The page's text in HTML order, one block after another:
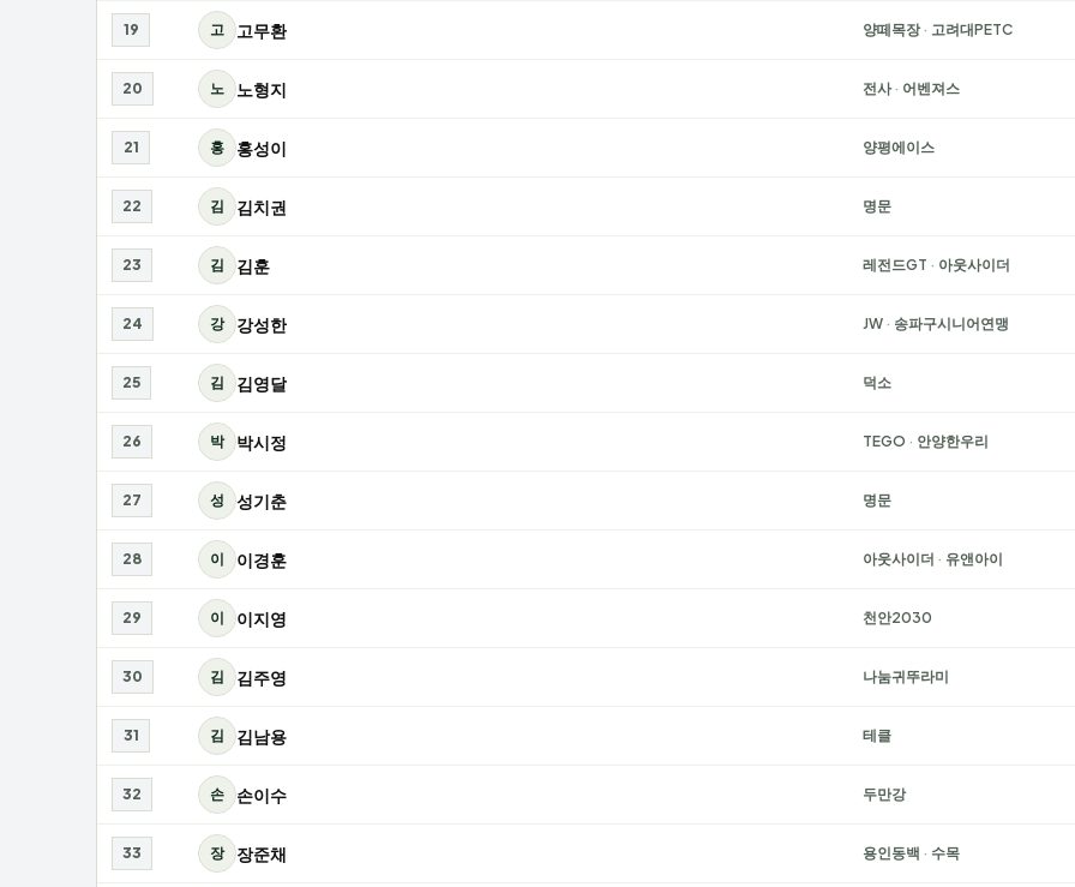
19 고 고무환 양떼목장· 고려대PETC
20 노 노형지 전사· 어벤져스
21 홍 홍성이 양평에이스
22 김 김치권 명문
23 김 김훈 레전드GT · 아웃사이더
24 강 강성한 JW · 송파구시니어연맹
25 김 김영달 덕소
26 박 박시정 TEGO · 안양한우리
27 성 성기춘 명문
28 이 이경훈 아웃사이더 · 유앤아이
29 이 이지영 천안2030
30 김 김주영 나눔귀뚜라미
31 김 김남용 테클
32 손 손이수 두만강
33 장 장준채 용인동백 · 수목